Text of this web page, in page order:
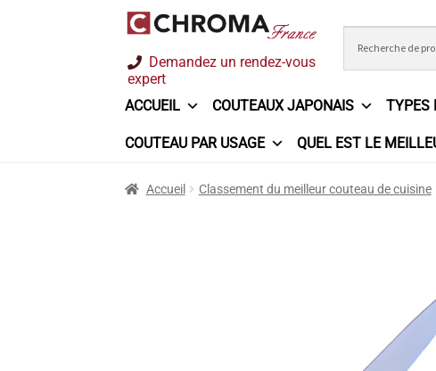
Aller
à
la
navigation
Aller
au
contenu
Demandez un rendez-vous
expert
ACCUEIL COUTEAUX JAPONAIS TYPES
COUTEAU PAR USAGE QUEL EST LE
AccueilChroma France Commande Conditions
Accueil Classement du meilleur couteau de cuisine